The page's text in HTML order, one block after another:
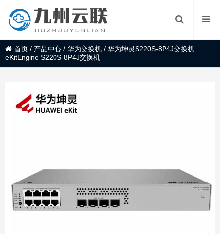
首页 / 产品中心 /华为交换机 /华为坤灵S220S-8P4J交换机
eKitEngine S220S-8P4J交换机